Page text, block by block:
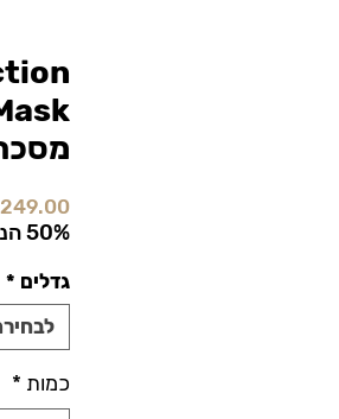
50% הנחה על המוצר השלישי
גדלים *
כמות *